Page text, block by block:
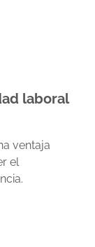
laboral
ventaja
el